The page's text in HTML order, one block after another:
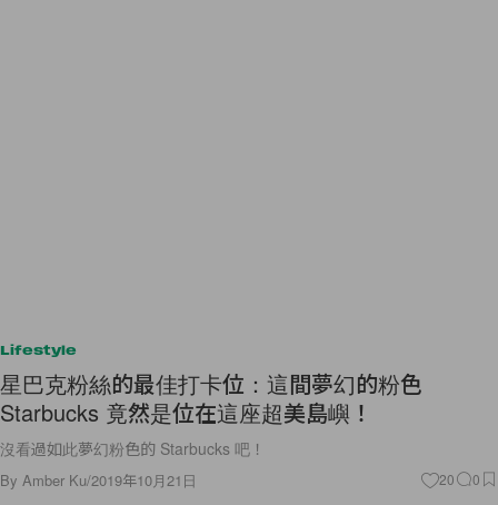
Lifestyle
星巴克粉絲的最佳打卡位：這間夢幻的粉色
Starbucks 竟然是位在這座超美島嶼！
沒看過如此夢幻粉色的 Starbucks 吧！
By Amber Ku/2019年10月21日 20 0